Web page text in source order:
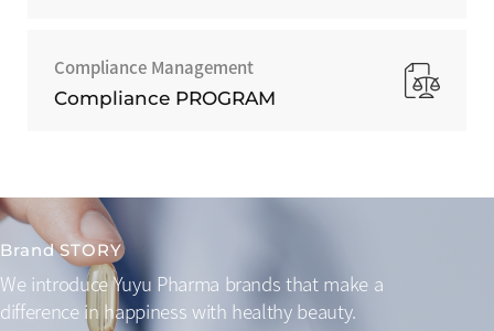
Compliance Management
Compliance PROGRAM
Brand STORY
We introduce Yuyu Pharma brands that make a
difference in happiness with healthy beauty.